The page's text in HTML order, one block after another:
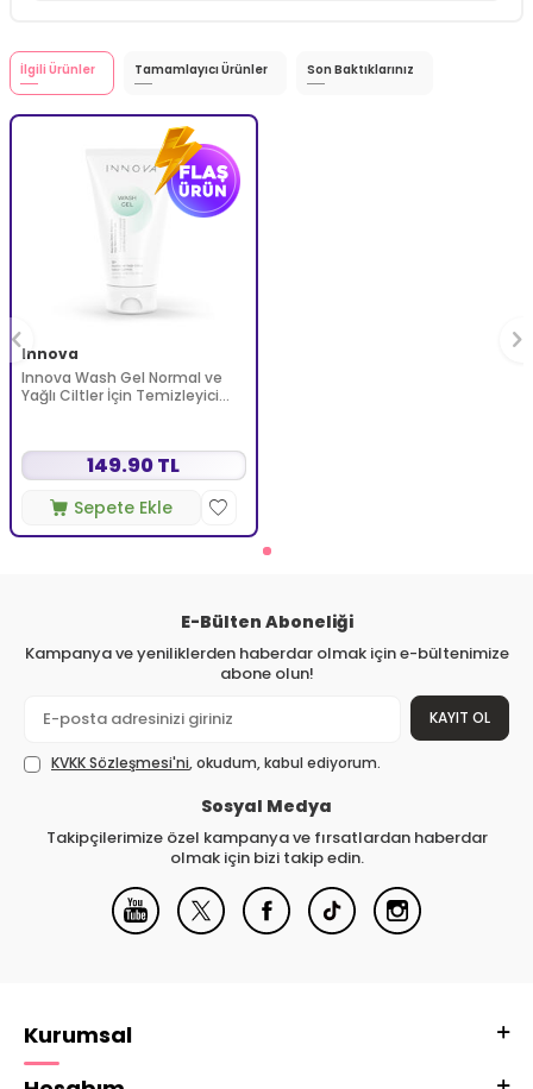
İlgili Ürünler Tamamlayıcı Ürünler Son Baktıklarınız
Innova
Innova Wash Gel Normal ve
Yağlı Ciltler İçin Temizleyici
149.90 TL
Sepete Ekle
E-Bülten Aboneliği
Kampanya ve yeniliklerden haberdar olmak için e-bültenimize
abone olun!
KAYIT OL
KVKK Sözleşmesi'ni, okudum, kabul ediyorum.
Sosyal Medya
Takipçilerimize özel kampanya ve fırsatlardan haberdar
olmak için bizi takip edin.
Kurumsal